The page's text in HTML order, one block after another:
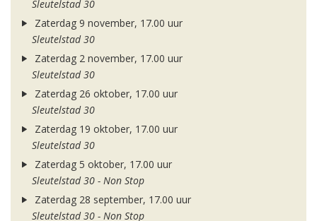
Sleutelstad 30
Zaterdag 9 november, 17.00 uur
Sleutelstad 30
Zaterdag 2 november, 17.00 uur
Sleutelstad 30
Zaterdag 26 oktober, 17.00 uur
Sleutelstad 30
Zaterdag 19 oktober, 17.00 uur
Sleutelstad 30
Zaterdag 5 oktober, 17.00 uur
Sleutelstad 30 - Non Stop
Zaterdag 28 september, 17.00 uur
Sleutelstad 30 - Non Stop